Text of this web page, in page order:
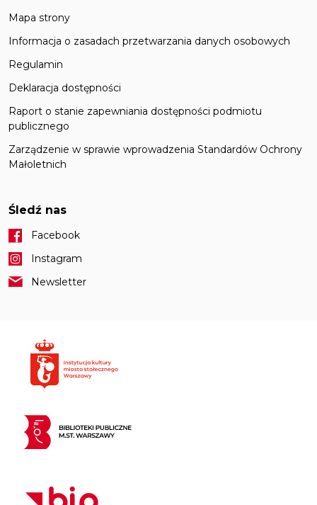
Mapa strony
Informacja o zasadach przetwarzania danych osobowych
Regulamin
Deklaracja dostępności
Raport o stanie zapewniania dostępności podmiotu
publicznego
Zarządzenie w sprawie wprowadzenia Standardów Ochrony
Małoletnich
Śledź nas
Facebook
Instagram
Newsletter